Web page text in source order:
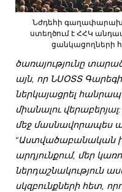
Նժդեհի
ստեղծում է ՀՀԿ
ցանկացողների
ծառայությունը
այն, որ ՆՍՕՏՏ
ներկայացրել
միանալու
մեջ մասնավորապես
“Աստվածաբանական
արդյունքում, մեր
ներդաշնակություն
սկզբունքների հետ,